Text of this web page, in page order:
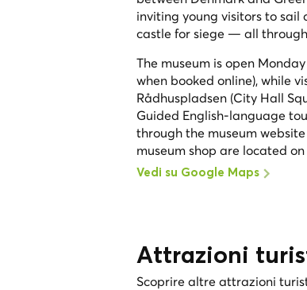
inviting young visitors to
castle for siege — all
The museum is open
when booked online), while
Rådhuspladsen (City Hall
Guided English-language
through the museum
museum shop are located
Vedi su Google Maps
Attrazioni
Scoprire altre attrazioni